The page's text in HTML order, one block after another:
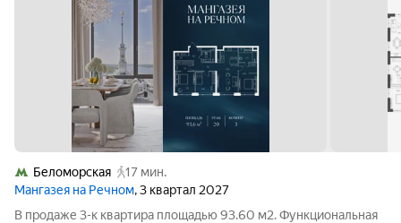
Беломорская
17 мин.
Мангазея на Речном, 3 квартал 2027
В продаже 3-к квартира площадью 93.60 м2. Функциональная